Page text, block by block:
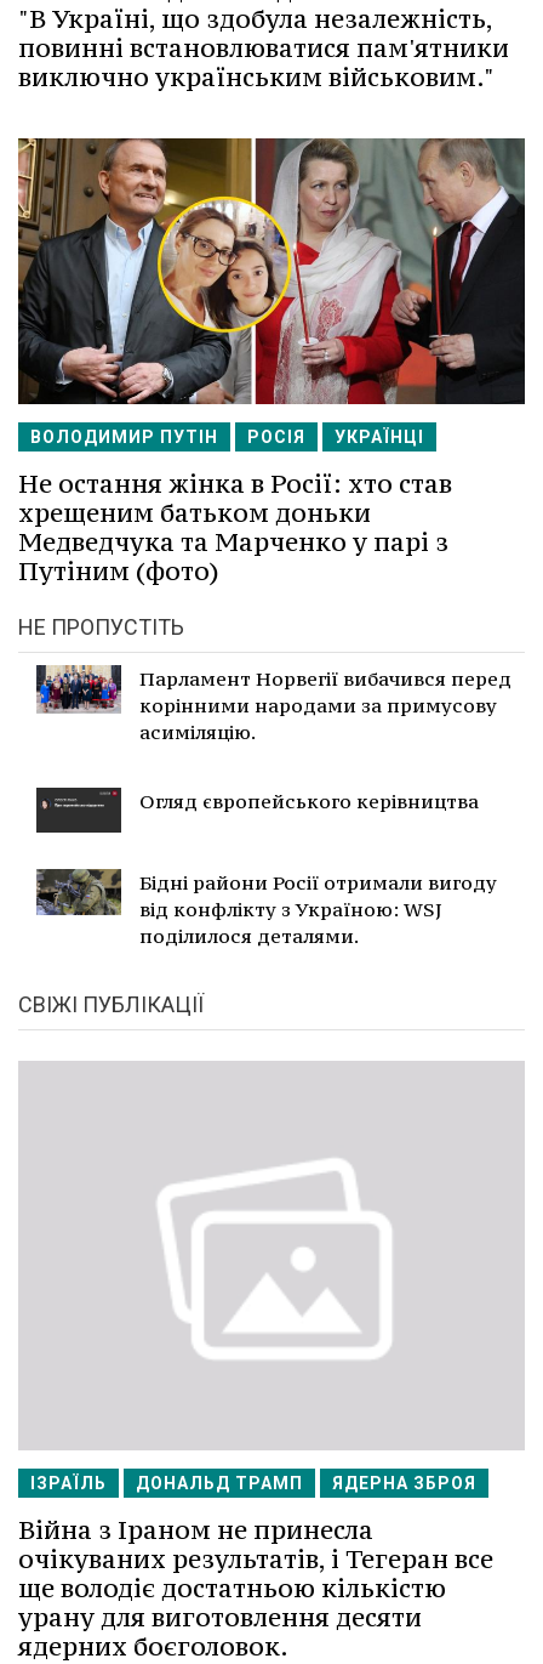
"В Україні, що здобула незалежність,
повинні встановлюватися пам'ятники
виключно українським військовим."
ВОЛОДИМИР ПУТІН РОСІЯ УКРАЇНЦІ
Не остання жінка в Росії: хто став
хрещеним батьком доньки
Медведчука та Марченко у парі з
Путіним (фото)
НЕ ПРОПУСТІТЬ
Парламент Норвегії вибачився перед
корінними народами за примусову
асиміляцію.
Огляд європейського керівництва
Бідні райони Росії отримали вигоду
від конфлікту з Україною: WSJ
поділилося деталями.
СВІЖІ ПУБЛІКАЦІЇ
ІЗРАЇЛЬ ДОНАЛЬД ТРАМП ЯДЕРНА ЗБРОЯ
Війна з Іраном не принесла
очікуваних результатів, і Тегеран все
ще володіє достатньою кількістю
урану для виготовлення десяти
ядерних боєголовок.